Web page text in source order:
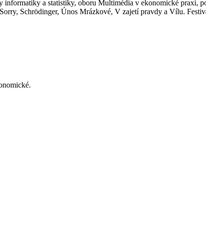
informatiky a statistiky, oboru Multimédia v ekonomické praxi,
Schrödinger, Únos Mrázkové, V zajetí pravdy a Vílu.